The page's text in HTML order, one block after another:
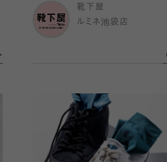
靴下屋
ルミネ池袋店